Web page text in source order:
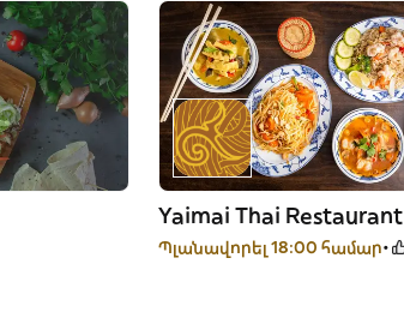
Yaimai Thai Restaurant
Պլանավորել 18:00 համար